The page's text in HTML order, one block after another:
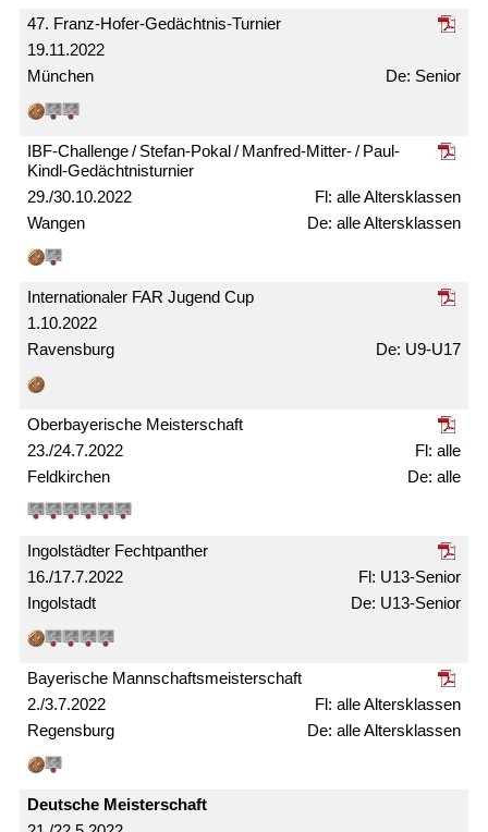
19.11.2022
47. Franz-Hofer-Gedächtnis-Turnier
München Senior
29./30.10.2022
IBF-Challenge / Stefan-Pokal / Manfred-Mitter- / Paul-
Kindl-Gedächtnis­turnier
Wangen
alle Alters­klassen
alle Alters­klassen
1.10.2022
Internationaler FAR Jugend Cup
Ravensburg U9-U17
23./24.7.2022
Ober­bayerische Meister­schaft
Feldkirchen
alle
alle
16./17.7.2022
Ingolstädter Fechtpanther
Ingolstadt
U13-Senior
U13-Senior
2./3.7.2022
Bayerische Mann­schafts­meister­schaft
Regensburg
alle Alters­klassen
alle Alters­klassen
Deutsche Meister­schaft